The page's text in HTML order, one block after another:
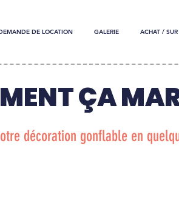
DE LOCATION GALERIE ACHAT / SUR
ÇA
décoration gonflable en